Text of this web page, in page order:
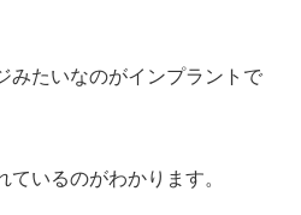
みたいなのがインプラントで
ているのがわかります。